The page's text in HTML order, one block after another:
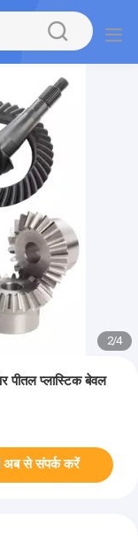
2/4
पीतल प्लास्टिक बेवल
अब से संपर्क करें